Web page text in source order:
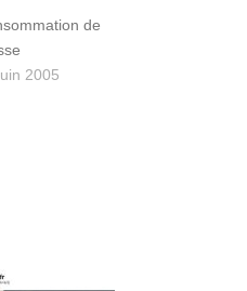
de
2005